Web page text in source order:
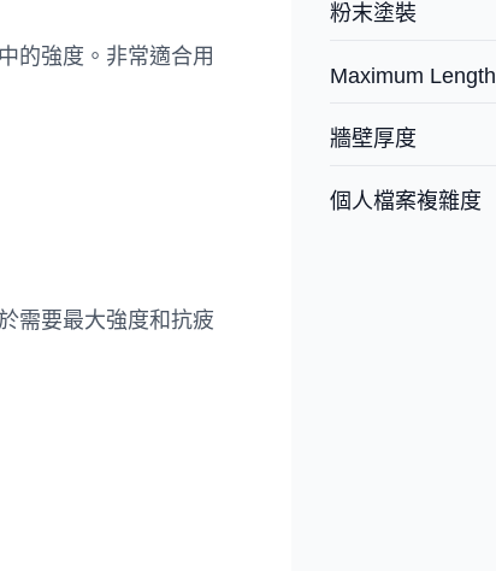
的強度。非常適合用
需要最大強度和抗疲
粉末塗裝
Maximum Length
牆壁厚度
個人檔案複雜度